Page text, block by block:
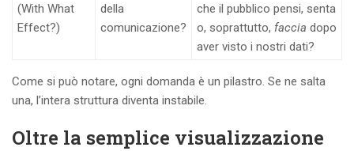
(With What
Effect?)
della
comunicazione?
che il pubblico pensi, senta
o, soprattutto, faccia dopo
aver visto i nostri dati?
Come si può notare, ogni domanda è un pilastro. Se ne salta
una, l’intera struttura diventa instabile.
Oltre la semplice visualizzazione